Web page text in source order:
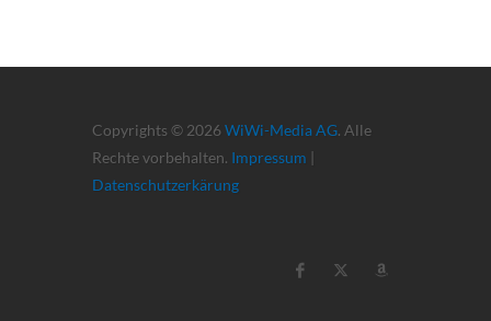
Copyrights © 2026 WiWi-Media AG. Alle
Rechte vorbehalten. Impressum |
Datenschutzerkärung